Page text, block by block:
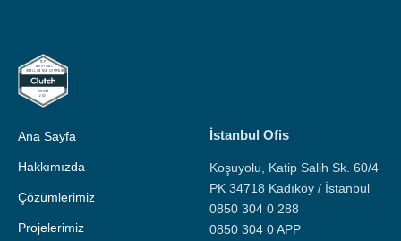
Ana Sayfa
Hakkımızda
Çözümlerimiz
Projelerimiz
İstanbul Ofis
Koşuyolu, Katip Salih Sk. 60/4
PK 34718 Kadıköy / İstanbul
0850 304 0 288
0850 304 0 APP